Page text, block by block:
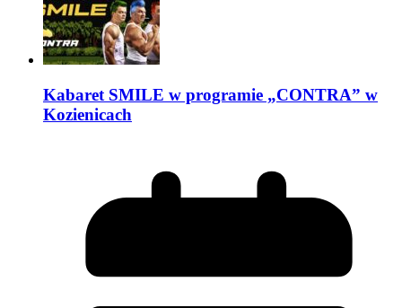
Kabaret SMILE w programie „CONTRA” w
Kozienicach